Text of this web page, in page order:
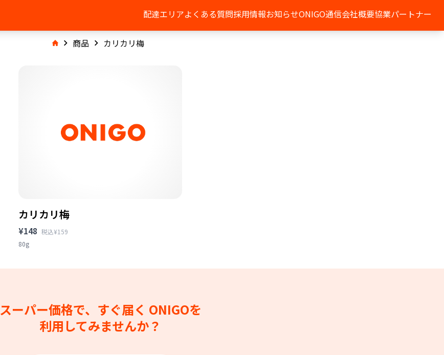
配達エリアよくある質問採用情報お知らせONIGO通信会社概要協業パートナー
商品 カリカリ梅
カリカリ梅
¥148 税込¥159
80g
スーパー価格で、すぐ届く ONIGOを
利用してみませんか？